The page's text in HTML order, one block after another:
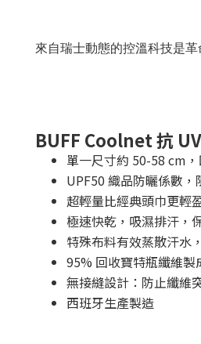
來自瑞士動態的控溫科技是
BUFF Coolnet 抗
單一尺寸約 50-58 cm
UPF50 織品防曬係數，
超輕量比經典頭巾更輕
極速快乾，吸濕排汗，
特殊布料有效蒸散汗水
95% 回收寶特瓶纖維製
無接縫設計：防止纖維
西班牙生產製造